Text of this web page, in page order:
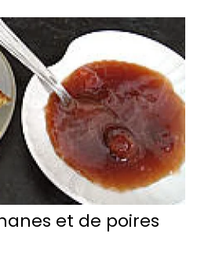
et de poires